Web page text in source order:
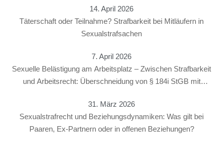
14. April 2026
Täterschaft oder Teilnahme? Strafbarkeit bei Mitläufern in
Sexualstrafsachen
7. April 2026
Sexuelle Belästigung am Arbeitsplatz – Zwischen Strafbarkeit
und Arbeitsrecht: Überschneidung von § 184i StGB mit
31. März 2026
Sexualstrafrecht und Beziehungsdynamiken: Was gilt bei
Paaren, Ex-Partnern oder in offenen Beziehungen?